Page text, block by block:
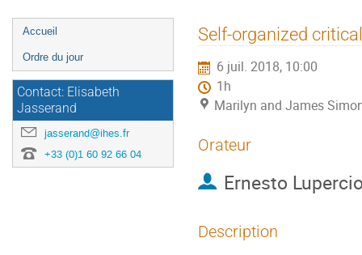
Menu
de
l'événement
Accueil
Ordre du jour
Contact: Elisabeth
Jasserand
jasserand@ihes.fr
+33 (0)1 60 92 66 04
Self-organized
6 juil. 2018, 10:00
1h
Marilyn and James
Orateur
Ernesto
Description